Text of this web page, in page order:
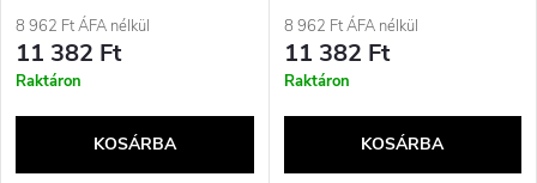
8 962 Ft ÁFA nélkül
11 382 Ft
Raktáron
KOSÁRBA
8 962 Ft ÁFA nélkül
11 382 Ft
Raktáron
KOSÁRBA